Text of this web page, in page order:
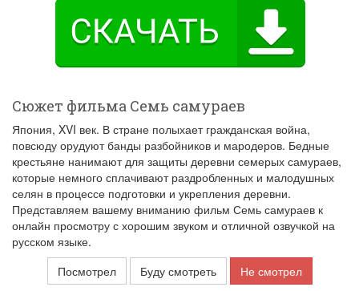
Сюжет фильма Семь самураев
Япония, XVI век. В стране полыхает гражданская война,
повсюду орудуют банды разбойников и мародеров. Бедные
крестьяне нанимают для защиты деревни семерых самураев,
которые немного сплачивают раздробленных и малодушных
селян в процессе подготовки и укрепления деревни.
Представляем вашему вниманию фильм Семь самураев к
онлайн просмотру с хорошим звуком и отличной озвучкой на
русском языке.
Посмотрел
Буду смотреть Не смотрел